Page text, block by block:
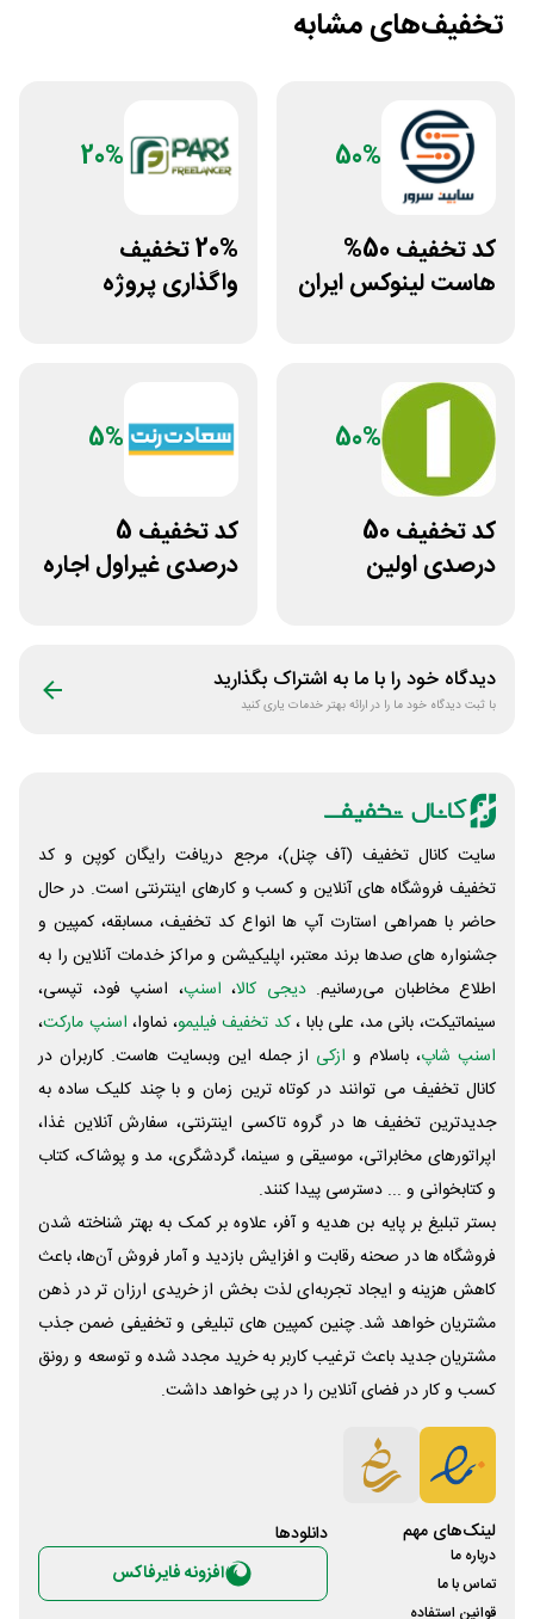
تخفیف‌های مشابه
50%
کد تخفیف 50%
هاست لینوکس ایران
20%
20% تخفیف
واگذاری پروژه
50%
کد تخفیف 50
درصدی اولین
5%
کد تخفیف 5
درصدی غیراول اجاره
دیدگاه خود را با ما به اشتراک بگذارید
با ثبت دیدگاه خود ما را در ارائه بهتر خدمات یاری کنید
سایت کانال تخفیف (آف چنل)، مرجع دریافت رایگان کوپن و کد
تخفیف فروشگاه های آنلاین و کسب و‌ کارهای اینترنتی است. در حال
حاضر با همراهی استارت آپ ها انواع کد تخفیف، مسابقه، کمپین و
جشنواره های صدها برند معتبر، اپلیکیشن و مراکز خدمات آنلاین را به
اطلاع مخاطبان می‌رسانیم. دیجی کالا، اسنپ، اسنپ فود، تپسی،
سینماتیکت، بانی مد، علی‌ بابا ،کد تخفیف فیلیمو، نماوا، اسنپ مارکت،
اسنپ شاپ، باسلام و ازکی از جمله این وبسایت ‌هاست. کاربران در
کانال تخفیف می توانند در کوتاه ترین زمان و با چند کلیک ساده به
جدیدترین تخفیف ها در گروه تاکسی اینترنتی، سفارش آنلاین غذا،
اپراتورهای مخابراتی، موسیقی و سینما، گردشگری، مد و پوشاک، کتاب
و کتابخوانی و ... دسترسی پیدا کنند.
بستر تبلیغ بر پایه بن هدیه و آفر، علاوه بر کمک به بهتر شناخته شدن
فروشگاه ها در صحنه رقابت و افزایش بازدید و آمار فروش آن‌ها، باعث
کاهش هزینه و ایجاد تجربه‌ای لذت بخش از خریدی ارزان تر در ذهن
مشتریان خواهد شد. چنین کمپین های تبلیغی و تخفیفی ضمن جذب
مشتریان جدید باعث ترغیب کاربر به خرید مجدد شده و توسعه و رونق
کسب و کار در فضای آنلاین را در پی خواهد داشت.
لینک‌های مهم
درباره ما
تماس با ما
قوانین استفاده
دانلود‌ها
افزونه فایرفاکس